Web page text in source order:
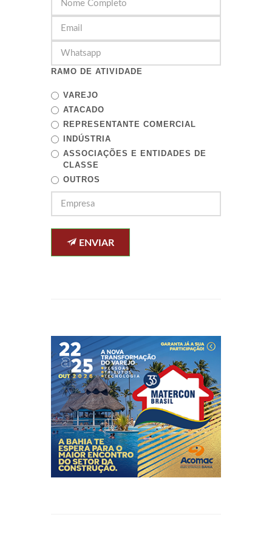
RAMO DE ATIVIDADE
VAREJO
ATACADO
REPRESENTANTE COMERCIAL
INDÚSTRIA
ASSOCIAÇÕES E ENTIDADES DE
CLASSE
OUTROS
ENVIAR